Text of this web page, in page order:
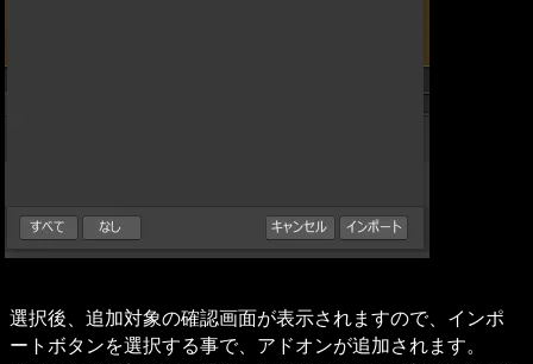
選択後、追加対象の確認画面が表示されますので、インポ
ートボタンを選択する事で、アドオンが追加されます。